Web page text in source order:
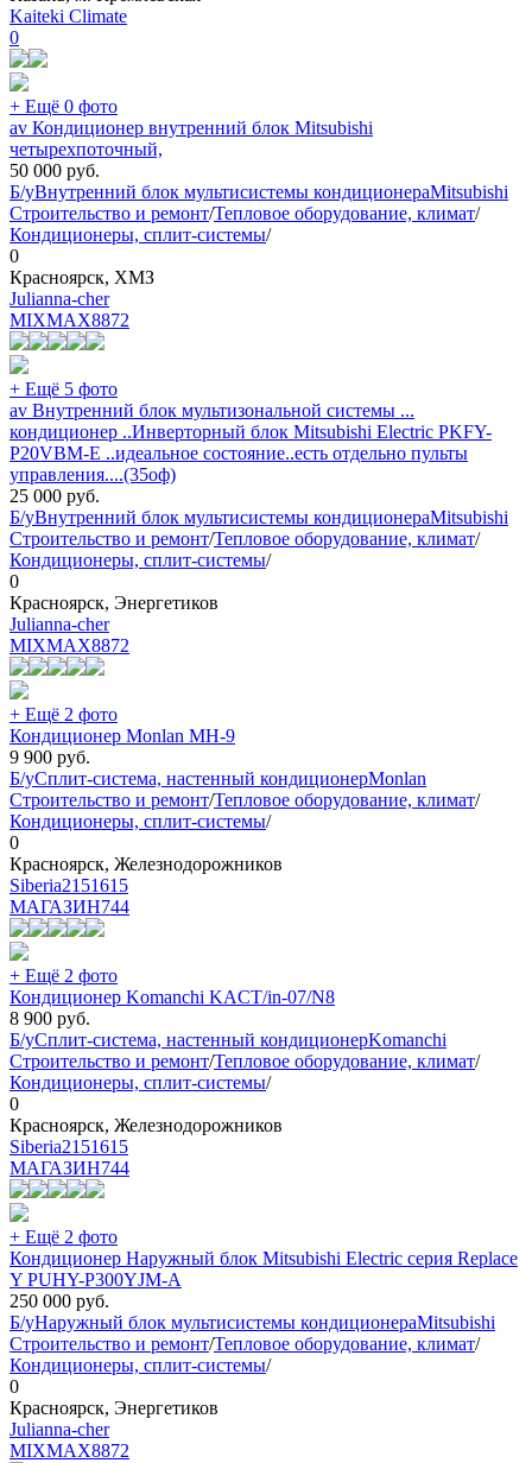
Kaiteki Climate
0
+ Ещё 0 фото
av Кондиционер внутренний блок Mitsubishi
четырехпоточный,
50 000 руб.
Б/уВнутренний блок мультисистемы кондиционераMitsubishi
Строительство и ремонт/Тепловое оборудование, климат/
Кондиционеры, сплит-системы/
0
Красноярск, ХМЗ
Julianna-cher
MIXMAX8872
+ Ещё 5 фото
av Внутренний блок мультизональной системы ...
кондиционер ..Инверторный блок Mitsubishi Electric PKFY-
P20VBM-E ..идеальное состояние..есть отдельно пульты
управления....(35оф)
25 000 руб.
Б/уВнутренний блок мультисистемы кондиционераMitsubishi
Строительство и ремонт/Тепловое оборудование, климат/
Кондиционеры, сплит-системы/
0
Красноярск, Энергетиков
Julianna-cher
MIXMAX8872
+ Ещё 2 фото
Кондиционер Monlan MH-9
9 900 руб.
Б/уСплит-система, настенный кондиционерMonlan
Строительство и ремонт/Тепловое оборудование, климат/
Кондиционеры, сплит-системы/
0
Красноярск, Железнодорожников
Siberia2151615
МАГАЗИН744
+ Ещё 2 фото
Кондиционер Komanchi KACT/in-07/N8
8 900 руб.
Б/уСплит-система, настенный кондиционерKomanchi
Строительство и ремонт/Тепловое оборудование, климат/
Кондиционеры, сплит-системы/
0
Красноярск, Железнодорожников
Siberia2151615
МАГАЗИН744
+ Ещё 2 фото
Кондиционер Наружный блок Mitsubishi Electric серия Replace
Y PUHY-P300YJM-A
250 000 руб.
Б/уНаружный блок мультисистемы кондиционераMitsubishi
Строительство и ремонт/Тепловое оборудование, климат/
Кондиционеры, сплит-системы/
0
Красноярск, Энергетиков
Julianna-cher
MIXMAX8872